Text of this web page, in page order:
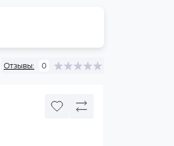
Отзывы: 0